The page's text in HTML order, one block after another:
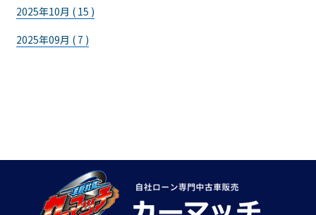
2025年10月 ( 15 )
2025年09月 ( 7 )